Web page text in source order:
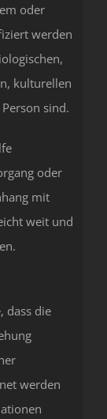
oder
werden
kulturellen
sind.
oder
mit
weit und
dass die
werden